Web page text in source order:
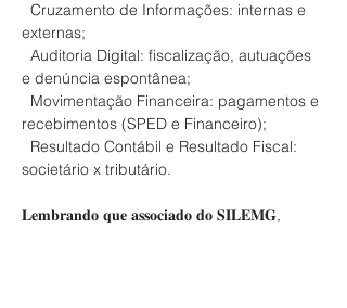
externas;
e denúncia espontânea;
recebimentos (SPED e Financeiro);
societário x tributário.
𝐋𝐞𝐦𝐛𝐫𝐚𝐧𝐝𝐨 𝐪𝐮𝐞 𝐚𝐬𝐬𝐨𝐜𝐢𝐚𝐝𝐨 𝐝𝐨 𝐒𝐈𝐋𝐄𝐌𝐆,